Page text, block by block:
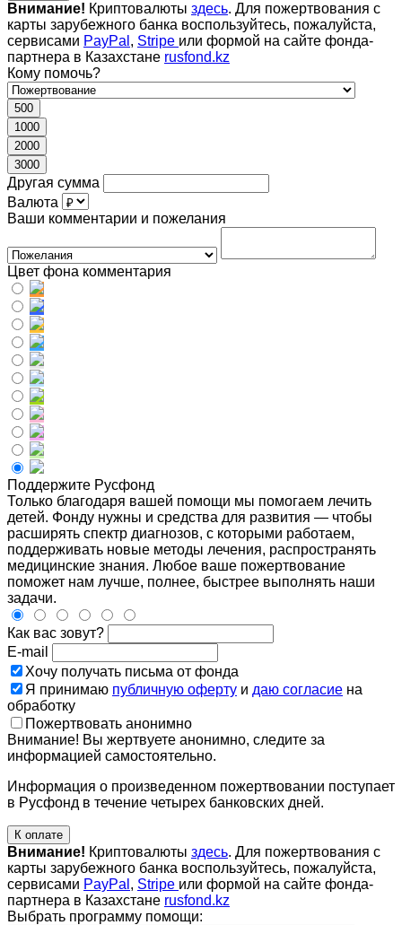
Внимание! Криптовалюты здесь. Для пожертвования с
карты зарубежного банка воспользуйтесь, пожалуйста,
сервисами PayPal , Stripe или формой на сайте фонда-
партнера в Казахстане rusfond.kz
Кому помочь?
500
1000
2000
3000
Другая сумма
Валюта
Ваши комментарии и пожелания
Цвет фона комментария
Поддержите Русфонд
Только благодаря вашей помощи мы помогаем лечить
детей. Фонду нужны и средства для развития — чтобы
расширять спектр диагнозов, с которыми работаем,
поддерживать новые методы лечения, распространять
медицинские знания. Любое ваше пожертвование
поможет нам лучше, полнее, быстрее выполнять наши
задачи.
Как вас зовут?
E-mail
Хочу получать письма от фонда
Я принимаю публичную оферту и даю согласие на
обработку
Пожертвовать анонимно
Внимание! Вы жертвуете анонимно, следите за
информацией самостоятельно.
Информация о произведенном пожертвовании поступает
в Русфонд в течение четырех банковских дней.
К оплате
Внимание! Криптовалюты здесь. Для пожертвования с
карты зарубежного банка воспользуйтесь, пожалуйста,
сервисами PayPal , Stripe или формой на сайте фонда-
партнера в Казахстане rusfond.kz
Выбрать программу помощи: